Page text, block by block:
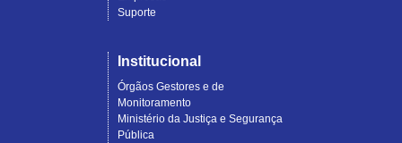
Suporte
Institucional
Órgãos Gestores e de
Monitoramento
Ministério da Justiça e Segurança
Pública